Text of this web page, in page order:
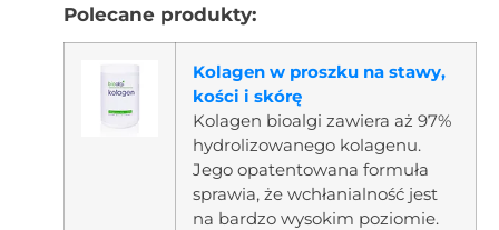
Polecane produkty:
Kolagen w proszku na stawy,
kości i skórę
Kolagen bioalgi zawiera aż 97%
hydrolizowanego kolagenu.
Jego opatentowana formuła
sprawia, że wchłanialność jest
na bardzo wysokim poziomie.